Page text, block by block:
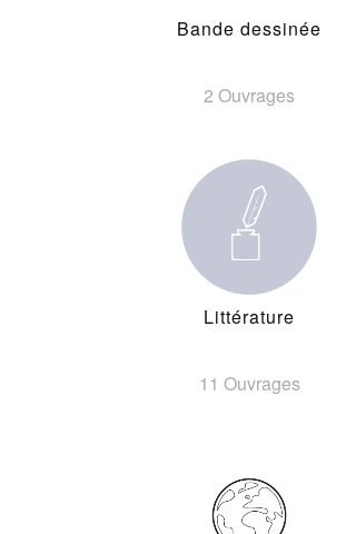
Bande dessinée
2 Ouvrages
Littérature
11 Ouvrages